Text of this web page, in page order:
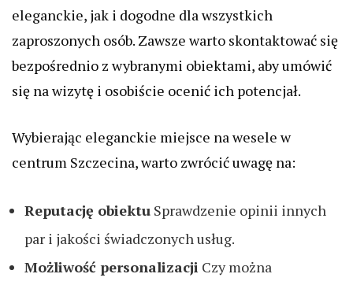
eleganckie, jak i dogodne dla wszystkich
zaproszonych osób. Zawsze warto skontaktować się
bezpośrednio z wybranymi obiektami, aby umówić
się na wizytę i osobiście ocenić ich potencjał.
Wybierając eleganckie miejsce na wesele w
centrum Szczecina, warto zwrócić uwagę na:
Reputację obiektu Sprawdzenie opinii innych
par i jakości świadczonych usług.
Możliwość personalizacji Czy można